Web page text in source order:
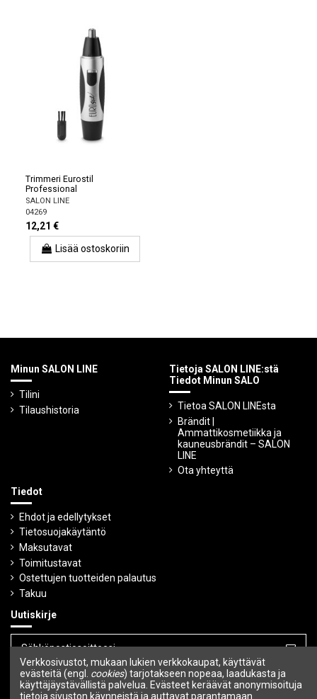
Trimmeri Eurostil
Professional
SALON LINE
04269
12,21 €
Lisää ostoskoriin
Minun SALON LINE
Tilini
Tilaushistoria
Tietoja SALON LINE:stä
Tiedot Minun SALO
Tietoa SALON LINEsta
Brändit |
Ammattikosmetiikka ja
kauneusbrändit – SALON
LINE
Ota yhteyttä
Tiedot
Ehdot ja edellytykset
Tietosuojakäytäntö
Maksutavat
Toimitustavat
Ostettujen tuotteiden palautus
Takuu
Uutiskirje
Voit peruuttaa tilauksen milloin tahansa.
Verkkosivustot, mukaan lukien verkkokaupat, käyttävät
evästeitä (engl. cookies) tarjotakseen nopeaa, laadukasta ja
käyttäjäystävällistä palvelua. Evästeet keräävät anonymisoituja
tietoja sivuston käynneistä ja auttavat parantamaan